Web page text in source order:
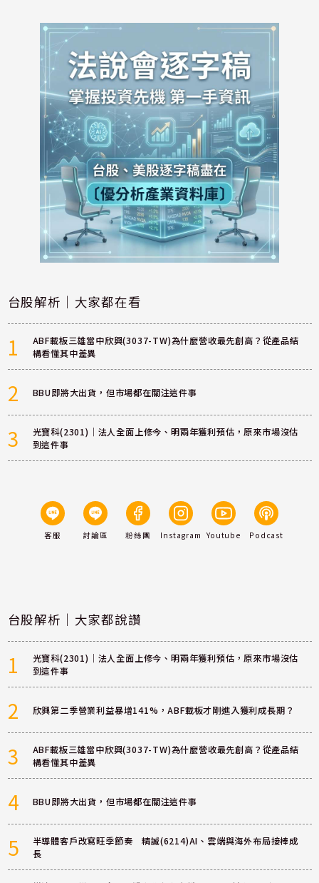
台股解析｜大家都在看
1
ABF載板三雄當中欣興(3037-TW)為什麼營收最先創高？從產品結
構看懂其中差異
2 BBU即將大出貨，但市場都在關注這件事
3
光寶科(2301)｜法人全面上修今、明兩年獲利預估，原來市場沒估
到這件事
客服 討論區 粉絲團 Instagram Youtube Podcast
台股解析｜大家都說讚
1
光寶科(2301)｜法人全面上修今、明兩年獲利預估，原來市場沒估
到這件事
2 欣興第二季營業利益暴增141%，ABF載板才剛進入獲利成長期？
3
ABF載板三雄當中欣興(3037-TW)為什麼營收最先創高？從產品結
構看懂其中差異
4 BBU即將大出貨，但市場都在關注這件事
5
半導體客戶改寫旺季節奏 精誠(6214)AI、雲端與海外布局接棒成
長